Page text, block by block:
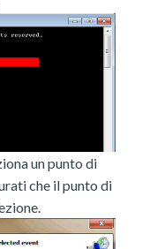
un punto di
che il punto di